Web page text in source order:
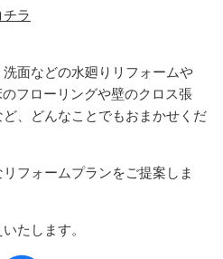
チラ
面などの水廻りリフォームや
フローリングや壁のクロス張
、どんなことでもおまかせくだ
フォームプランをご提案しま
たします。